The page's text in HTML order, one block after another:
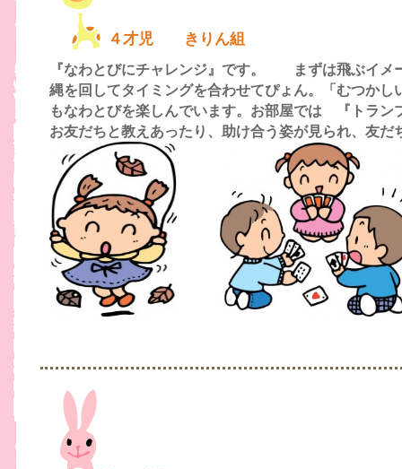
４才児 きりん組
『なわとびにチャレンジ』です。 まずは飛ぶイメ
縄を回してタイミングを合わせてぴょん。「むつかし
もなわとびを楽しんでいます。 お部屋では 『トラン
お友だちと教えあったり、助け合う姿が見られ、友だ